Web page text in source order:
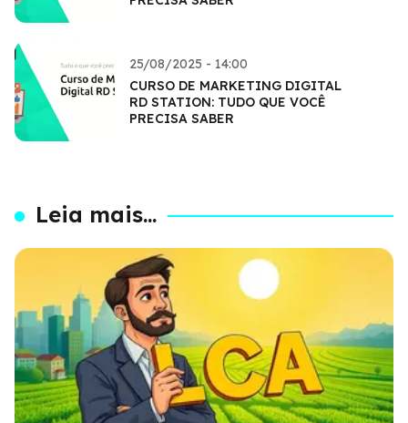
25/08/2025 - 14:00
CURSO DE MARKETING DIGITAL
RD STATION: TUDO QUE VOCÊ
PRECISA SABER
Leia mais...